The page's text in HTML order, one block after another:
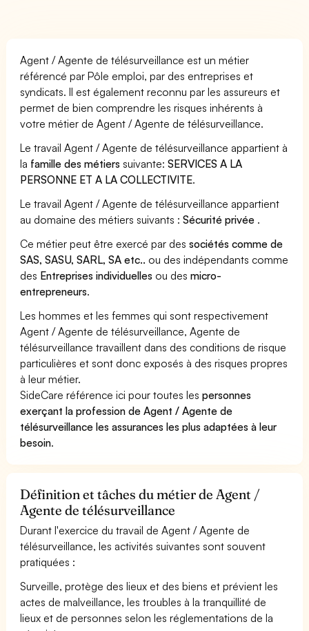
Agent / Agente de télésurveillance est un métier
référencé par Pôle emploi, par des entreprises et
syndicats. Il est également reconnu par les assureurs et
permet de bien comprendre les risques inhérents à
votre métier de Agent / Agente de télésurveillance.
Le travail Agent / Agente de télésurveillance appartient à
la famille des métiers suivante:SERVICES A LA
PERSONNE ET A LA COLLECTIVITE.
Le travail Agent / Agente de télésurveillance appartient
au domaine des métiers suivants :Sécurité privée .
Ce métier peut être exercé par dessociétés comme de
SAS, SASU, SARL, SA etc.. ou des indépendants comme
des Entreprises individuelles ou desmicro-
entrepreneurs.
Les hommes et les femmes qui sont respectivement
Agent / Agente de télésurveillance, Agente de
télésurveillance travaillent dans des conditions de risque
particulières et sont donc exposés à des risques propres
à leur métier.
SideCare référence ici pour toutes lespersonnes
exerçant la profession de Agent / Agente de
télésurveillance les assurances les plus adaptées à leur
besoin.
Définition et tâches du métier de Agent /
Agente de télésurveillance
Durant l'exercice du travail de Agent / Agente de
télésurveillance, les activités suivantes sont souvent
pratiquées :
Surveille, protège des lieux et des biens et prévient les
actes de malveillance, les troubles à la tranquillité de
lieux et de personnes selon les réglementations de la